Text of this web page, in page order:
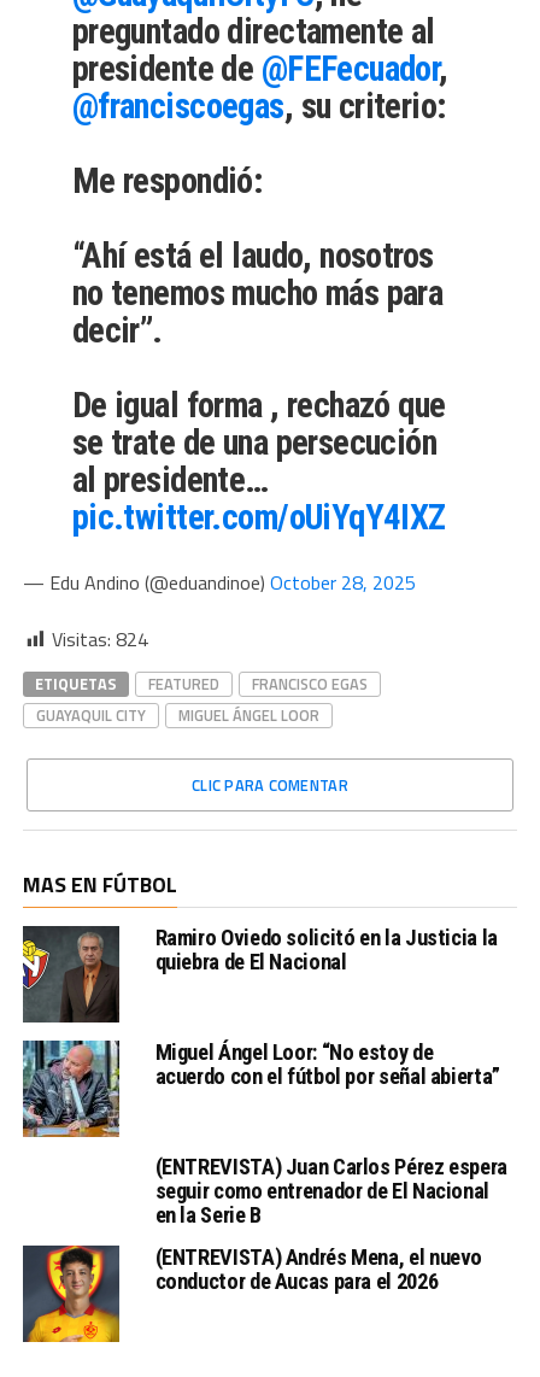
preguntado directamente al
presidente de @FEFecuador,
@franciscoegas, su criterio:
Me respondió:
“Ahí está el laudo, nosotros
no tenemos mucho más para
decir”.
De igual forma , rechazó que
se trate de una persecución
al presidente…
pic.twitter.com/oUiYqY4IXZ
— Edu Andino (@eduandinoe) October 28, 2025
Visitas: 824
ETIQUETAS FEATURED
FRANCISCO EGAS
GUAYAQUIL CITY
MIGUEL ÁNGEL LOOR
CLIC PARA COMENTAR
MAS EN FÚTBOL
Ramiro Oviedo solicitó en la Justicia la
quiebra de El Nacional
Miguel Ángel Loor: “No estoy de
acuerdo con el fútbol por señal abierta”
(ENTREVISTA) Juan Carlos Pérez espera
seguir como entrenador de El Nacional
en la Serie B
(ENTREVISTA) Andrés Mena, el nuevo
conductor de Aucas para el 2026